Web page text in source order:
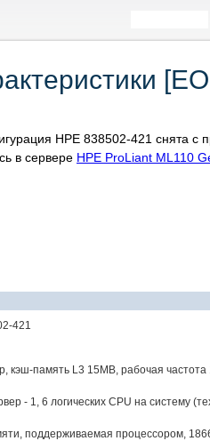
HPE 838502-421 снята с
в сервере HPE ProLiant ML110
421
кэш-память L3 15MB, рабочая
- 1, 6 логических CPU на систему
поддерживаемая процессором,